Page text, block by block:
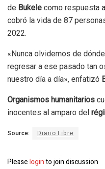
de Bukele como respuesta
cobró la vida de 87
2022.
«Nunca olvidemos de
regresar a ese pasado tan
nuestro día a día», enfatizó
Organismos humanitarios
inocentes al amparo del
Source: Diario Libre
Pleaseloginto join discussion